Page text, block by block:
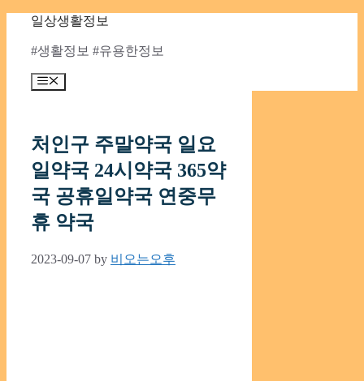
content
일상생활정보
#생활정보 #유용한정보
Menu
처인구 주말약국 일요
일약국 24시약국 365약
국 공휴일약국 연중무
휴 약국
2023-09-07 by 비오는오후